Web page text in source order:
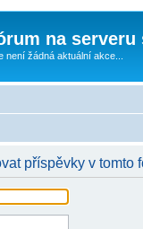
na serveru
není žádná aktuální akce...
příspěvky v tomto